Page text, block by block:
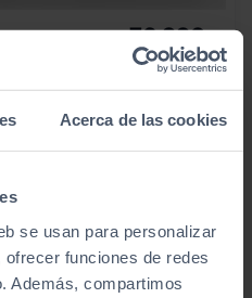
Acerca de las cookies
se usan para personalizar
funciones de redes
Además, compartimos
76.990 €
916 €/mes